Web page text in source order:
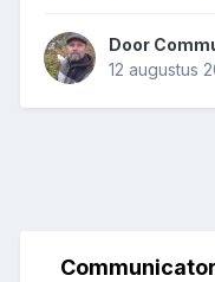
Door
12 augustus
Communicator